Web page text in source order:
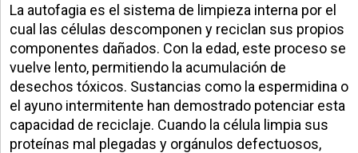
La autofagia es el sistema de limpieza interna por el
cual las células descomponen y reciclan sus propios
componentes dañados. Con la edad, este proceso se
vuelve lento, permitiendo la acumulación de
desechos tóxicos. Sustancias como la espermidina o
el ayuno intermitente han demostrado potenciar esta
capacidad de reciclaje. Cuando la célula limpia sus
proteínas mal plegadas y orgánulos defectuosos,